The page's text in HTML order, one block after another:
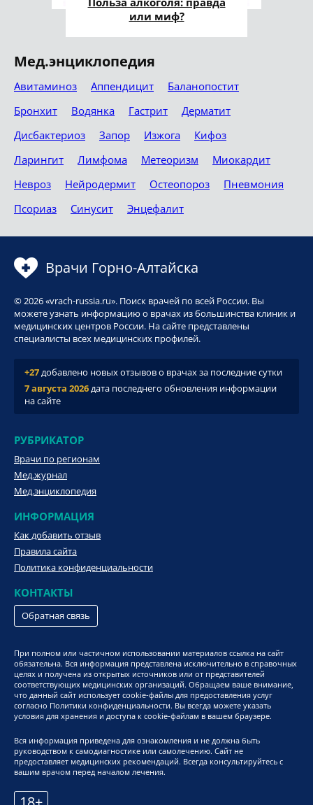
или миф?
Мед.энциклопедия
Авитаминоз Аппендицит
Баланопостит
Бронхит
Водянка Гастрит
Дерматит
Дисбактериоз
Запор Изжога
Кифоз
Ларингит
Лимфома Метеоризм
Миокардит
Невроз
Нейродермит Остеопороз
Пневмония
Псориаз
Синусит Энцефалит
Врачи Горно-Алтайска
© 2026 «vrach-russia.ru». Поиск врачей по всей России. Вы
можете узнать информацию о врачах из большинства клиник и
медицинских центров России. На сайте представлены
специалисты всех медицинских профилей.
+27добавлено новых отзывов о врачах за последние сутки
7 августа 2026дата последнего обновления информации
на сайте
РУБРИКАТОР
Врачи по регионам
Мед.журнал
Мед.энциклопедия
ИНФОРМАЦИЯ
Как добавить отзыв
Правила сайта
Политика конфиденциальности
КОНТАКТЫ
Обратная связь
При полном или частичном использовании материалов ссылка на сайт
обязательна. Вся информация представлена исключительно в справочных
целях и получена из открытых источников или от представителей
соответствующих медицинских организаций. Обращаем ваше внимание,
что данный сайт использует cookie-файлы для предоставления услуг
согласно Политики конфиденциальности. Вы всегда можете указать
условия для хранения и доступа к cookie-файлам в вашем браузере.
Вся информация приведена для ознакомления и не должна быть
руководством к самодиагностике или самолечению. Сайт не
предоставляет медицинских рекомендаций. Всегда консультируйтесь с
вашим врачом перед началом лечения.